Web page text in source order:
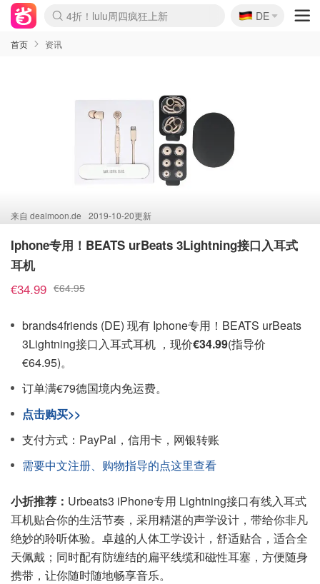
4折！lulu周四疯狂上新
🇩🇪
DE
首页 资讯
来自 dealmoon.de 2019-10-20更新
Iphone专用！BEATS urBeats 3Lightning接口入耳式
耳机
€34.99 €64.95
brands4friends (DE) 现有 Iphone专用！BEATS urBeats
3Lightning接口入耳式耳机 ，现价€34.99(指导价
€64.95)。
订单满€79德国境内免运费。
点击购买>>
支付方式：PayPal，信用卡，网银转账
需要中文注册、购物指导的点这里查看
小折推荐： Urbeats3 iPhone专用 Lightning接口有线入耳式
耳机贴合你的生活节奏，采用精湛的声学设计，带给你非凡
绝妙的聆听体验。卓越的人体工学设计，舒适贴合，适合全
天佩戴；同时配有防缠结的扁平线缆和磁性耳塞，方便随身
携带，让你随时随地畅享音乐。